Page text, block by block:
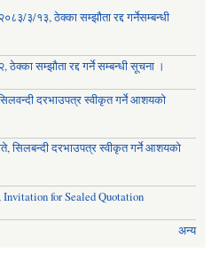
३/१३, ठेक्का सम्झौता रद्द गर्नेसम्बन्धी
सम्झौता रद्द गर्ने सम्बन्धी सूचना ।
दरभाउपत्र स्वीकृत गर्ने आशयको
सिलबन्दी दरभाउपत्र स्वीकृत गर्ने आशयको
for Sealed Quotation
अन्य